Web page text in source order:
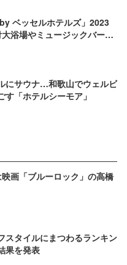
ベッセルホテルズ」2023
浴場やミュージックバー併
にサウナ…和歌山でウェルビ
「ホテルシーモア」
画「ブルーロック」の高橋
スタイルにまつわるランキン
果を発表